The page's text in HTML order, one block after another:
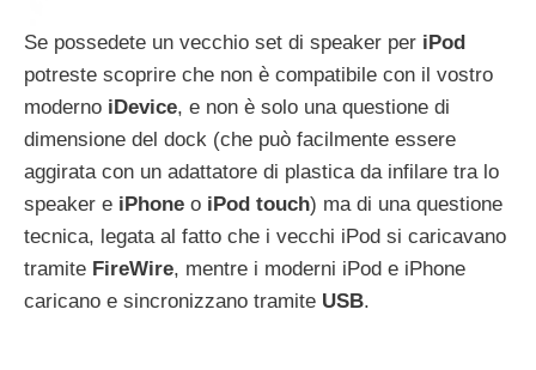
Se possedete un vecchio set di speaker per iPod
potreste scoprire che non è compatibile con il vostro
moderno iDevice, e non è solo una questione di
dimensione del dock (che può facilmente essere
aggirata con un adattatore di plastica da infilare tra lo
speaker e iPhone o iPod touch) ma di una questione
tecnica, legata al fatto che i vecchi iPod si caricavano
tramite FireWire, mentre i moderni iPod e iPhone
caricano e sincronizzano tramite USB.